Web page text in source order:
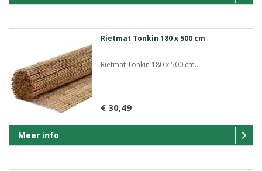
Rietmat Tonkin 180 x 500 cm
Rietmat Tonkin 180 x 500 cm..
€ 30,49
Meer info